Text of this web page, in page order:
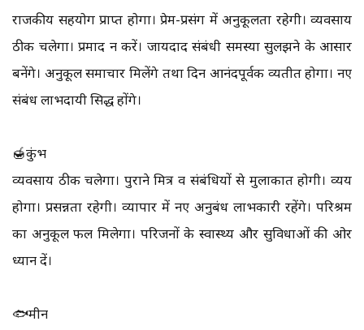
राजकीय सहयोग प्राप्त होगा। प्रेम-प्रसंग में अनुकूलता रहेगी। व्यवसाय
ठीक चलेगा। प्रमाद न करें। जायदाद संबंधी समस्या सुलझने के आसार
बनेंगे। अनुकूल समाचार मिलेंगे तथा दिन आनंदपूर्वक व्यतीत होगा। नए
संबंध लाभदायी सिद्ध होंगे।
🍯कुंभ
व्यवसाय ठीक चलेगा। पुराने मित्र व संबंधियों से मुलाकात होगी। व्यय
होगा। प्रसन्नता रहेगी। व्यापार में नए अनुबंध लाभकारी रहेंगे। परिश्रम
का अनुकूल फल मिलेगा। परिजनों के स्वास्थ्य और सुविधाओं की ओर
ध्यान दें।
🐟मीन